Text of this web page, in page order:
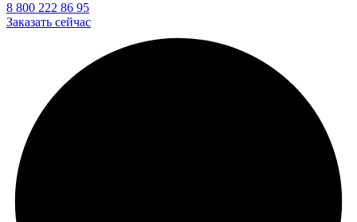
8 800 222 86 95
Заказать сейчас